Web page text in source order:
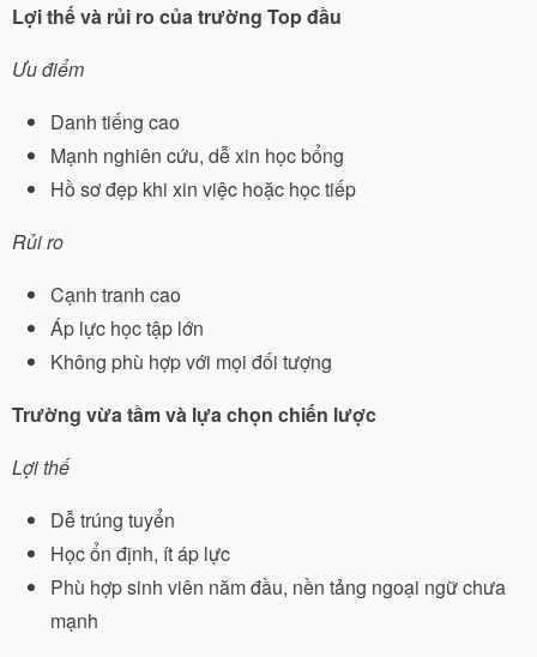
Lợi thế và rủi ro của trường Top đầu
Ưu điểm
Danh tiếng cao
Mạnh nghiên cứu, dễ xin học bổng
Hồ sơ đẹp khi xin việc hoặc học tiếp
Rủi ro
Cạnh tranh cao
Áp lực học tập lớn
Không phù hợp với mọi đối tượng
Trường vừa tầm và lựa chọn chiến lược
Lợi thế
Dễ trúng tuyển
Học ổn định, ít áp lực
Phù hợp sinh viên năm đầu, nền tảng ngoại ngữ chưa
mạnh